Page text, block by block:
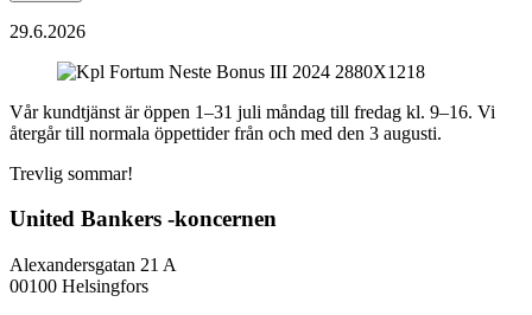
29.6.2026
Vår kundtjänst är öppen 1–31 juli måndag till fredag kl. 9–16. Vi
återgår till normala öppettider från och med den 3 augusti.
Trevlig sommar!
United Bankers -koncernen
Alexandersgatan 21 A
00100 Helsingfors